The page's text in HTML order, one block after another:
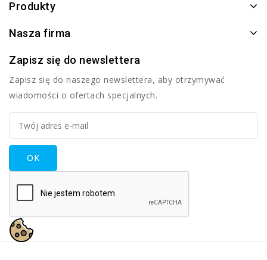
Produkty
Nasza firma
Zapisz się do newslettera
Zapisz się do naszego newslettera, aby otrzymywać
wiadomości o ofertach specjalnych.